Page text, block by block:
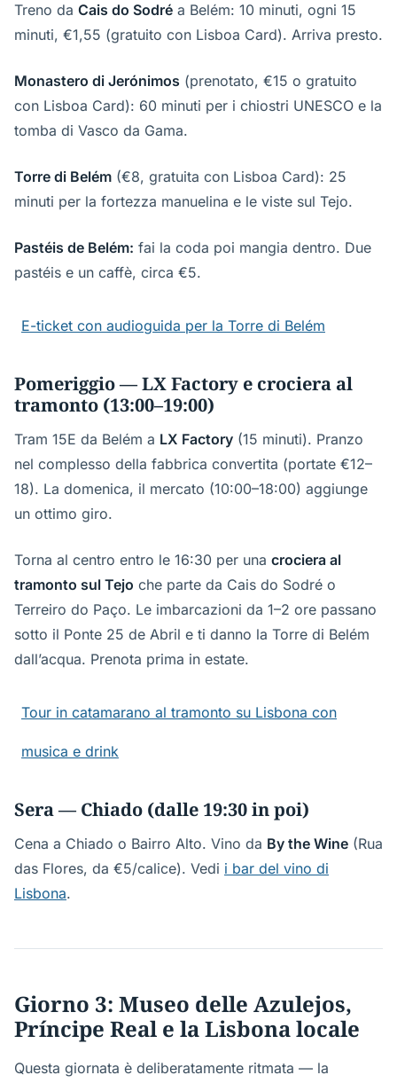
Treno da Cais do Sodré a Belém: 10 minuti, ogni 15
minuti, €1,55 (gratuito con Lisboa Card). Arriva presto.
Monastero di Jerónimos (prenotato, €15 o gratuito
con Lisboa Card): 60 minuti per i chiostri UNESCO e la
tomba di Vasco da Gama.
Torre di Belém (€8, gratuita con Lisboa Card): 25
minuti per la fortezza manuelina e le viste sul Tejo.
Pastéis de Belém: fai la coda poi mangia dentro. Due
pastéis e un caffè, circa €5.
E-ticket con audioguida per la Torre di Belém
Pomeriggio — LX Factory e crociera al
tramonto (13:00–19:00)
Tram 15E da Belém a LX Factory (15 minuti). Pranzo
nel complesso della fabbrica convertita (portate €12–
18). La domenica, il mercato (10:00–18:00) aggiunge
un ottimo giro.
Torna al centro entro le 16:30 per una crociera al
tramonto sul Tejo che parte da Cais do Sodré o
Terreiro do Paço. Le imbarcazioni da 1–2 ore passano
sotto il Ponte 25 de Abril e ti danno la Torre di Belém
dall’acqua. Prenota prima in estate.
Tour in catamarano al tramonto su Lisbona con
musica e drink
Sera — Chiado (dalle 19:30 in poi)
Cena a Chiado o Bairro Alto. Vino da By the Wine (Rua
das Flores, da €5/calice). Vedi i bar del vino di
Lisbona.
Giorno 3: Museo delle Azulejos,
Príncipe Real e la Lisbona locale
Questa giornata è deliberatamente ritmata — la